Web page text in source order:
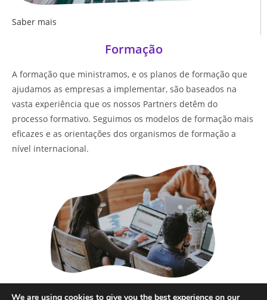
Saber mais
Formação
A formação que ministramos, e os planos de formação que
ajudamos as empresas a implementar, são baseados na
vasta experiência que os nossos Partners detêm do
processo formativo. Seguimos os modelos de formação mais
eficazes e as orientações dos organismos de formação a
nível internacional.
Saber mais
We are using cookies to give you the best experience on our